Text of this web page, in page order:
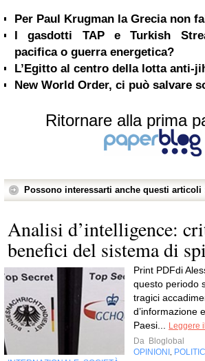
Per Paul Krugman la Grecia non
I gasdotti TAP e Turkish
pacifica o guerra energetica?
L’Egitto al centro della lotta anti-
New World Order, ci può salvare
Ritornare alla prima
Possono interessarti anche questi articoli
Analisi d’intelligence:
benefici del sistema di
Print PDFdi
questo periodo
tragici
d’informazione
Paesi...
Leggere
Da Bloglobal
OPINIONI